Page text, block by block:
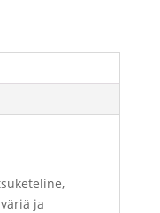
ja